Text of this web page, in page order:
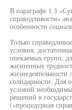
В параграфе 1.3
справедливости»
особенности
Только
условия,
опекаемых групп,
жизненных
солидарности. Для
условий
решений в
(«процедурная